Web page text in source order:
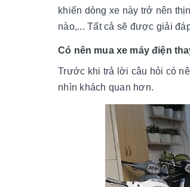
khiến dòng xe này trở nên
nào,... Tất cả sẽ được giải
Có nên mua xe máy điện
Trước khi trả lời câu hỏi có
nhìn khách quan hơn.